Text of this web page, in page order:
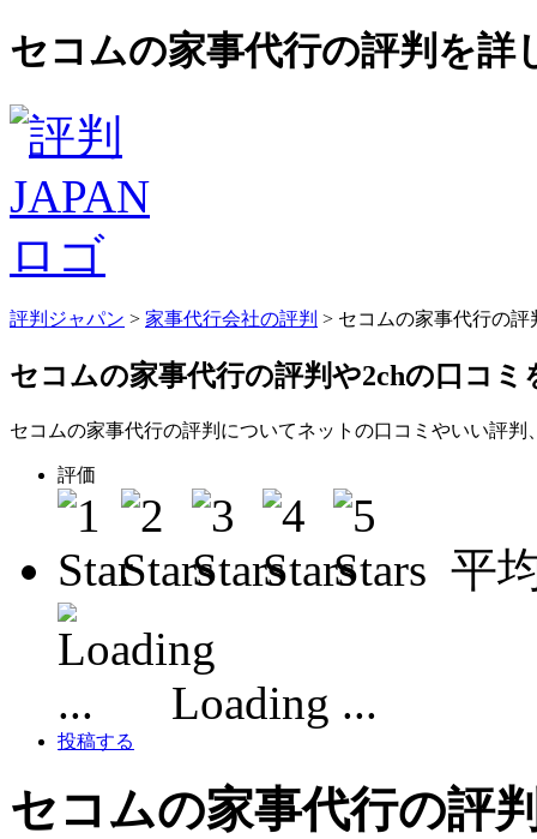
セコムの家事代行の評判を詳
評判ジャパン > 家事代行会社の評判 > セコムの家事代行の
セコムの家事代行の評判や2chの口コミ
セコムの家事代行の評判についてネットの口コミやいい評
評価
平
Loading ...
投稿する
セコムの家事代行の評